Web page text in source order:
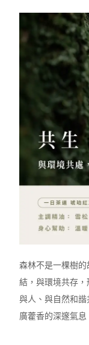
森林不是一棵樹
結，與環境共存
與人、與自然和
廣藿香的深邃氣息